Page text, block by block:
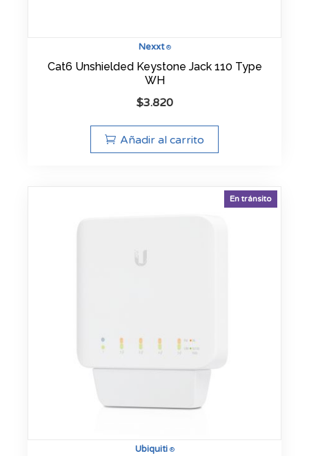
Nexxt®
Cat6 Unshielded Keystone Jack 110 Type
WH
$3.820
Añadir al carrito
Ubiquiti®
En tránsito